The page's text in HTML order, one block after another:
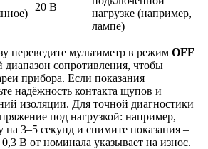
20 В
нагрузке (например,
лампе)
переведите мультиметр в режим OFF
сопротивления, чтобы
прибора. Если показания
надёжность контакта щупов и
изоляции. Для точной диагностики
под нагрузкой: например,
3–5 секунд и снимите показания –
В от номинала указывает на износ.